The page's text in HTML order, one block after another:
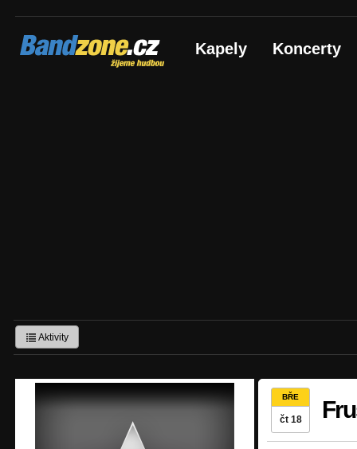
Bandzone.cz
žijeme hudbou Kapely Koncerty
Aktivity
BŘE
čt 18